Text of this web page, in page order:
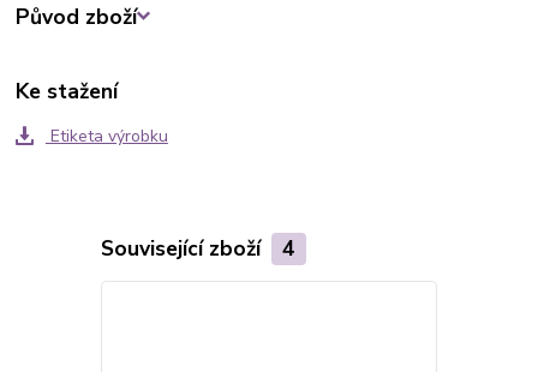
Původ zboží
Ke stažení
Etiketa výrobku
Související zboží 4